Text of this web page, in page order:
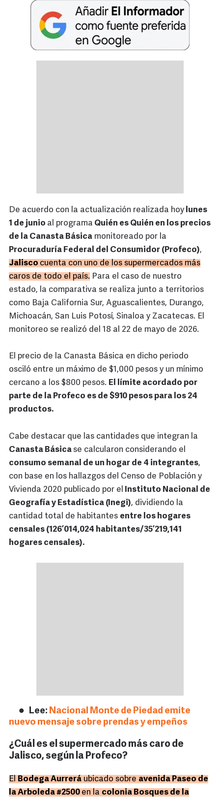
De acuerdo con la actualización realizada hoy lunes
1 de junio al programa Quién es Quién en los precios
de la Canasta Básica monitoreado por la
Procuraduría Federal del Consumidor (Profeco),
Jalisco cuenta con uno de los supermercados más
caros de todo el país. Para el caso de nuestro
estado, la comparativa se realiza junto a territorios
como Baja California Sur, Aguascalientes, Durango,
Michoacán, San Luis Potosí, Sinaloa y Zacatecas. El
monitoreo se realizó del 18 al 22 de mayo de 2026.
El precio de la Canasta Básica en dicho periodo
osciló entre un máximo de $1,000 pesos y un mínimo
cercano a los $800 pesos. El límite acordado por
parte de la Profeco es de $910 pesos para los 24
productos.
Cabe destacar que las cantidades que integran la
Canasta Básicase calcularon considerando el
consumo semanal de un hogar de 4 integrantes,
con base en los hallazgos del Censo de Población y
Vivienda 2020 publicado por el Instituto Nacional de
Geografía y Estadística (Inegi), dividiendo la
cantidad total de habitantes entre los hogares
censales (126’014,024 habitantes/35’219,141
hogares censales).
Lee: Nacional Monte de Piedad emite
nuevo mensaje sobre prendas y empeños
¿Cuál es el supermercado más caro de
Jalisco, según la Profeco?
El Bodega Aurrerá ubicado sobre avenida Paseo de
la Arboleda #2500 en la colonia Bosques de la